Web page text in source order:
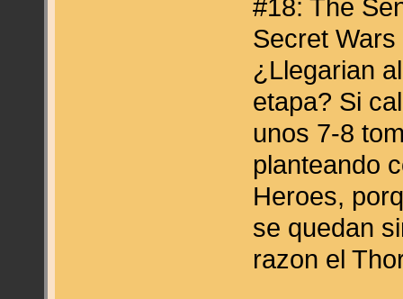
#18: The
Secret Wars
¿Llegarian
etapa? Si
unos 7-8
planteando
Heroes,
se quedan
razon el